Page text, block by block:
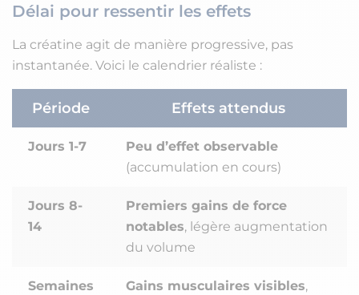
Délai pour ressentir les effets
La créatine agit de manière progressive, pas
instantanée. Voici le calendrier réaliste :
Période Effets attendus
Jours 1-7
Peu d’effet observable
(accumulation en cours)
Jours 8-
14
Premiers gains de force
notables, légère augmentation
du volume
Semaines
Gains musculaires visibles,